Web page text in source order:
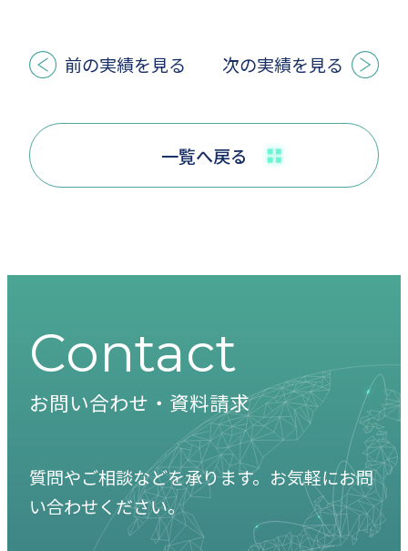
前の実績を見る
一覧へ戻る
次の実績を見る
Contact
お問い合わせ・資料請求
質問やご相談などを承ります。お気軽にお問
い合わせください。